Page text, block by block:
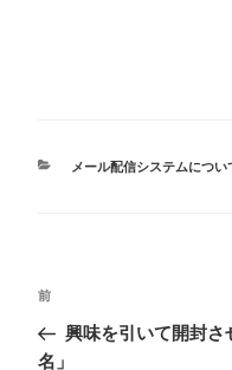
カ
メール配信システムについ
投
ナ
過
去
の
前
興味を引いて開封さ
名」